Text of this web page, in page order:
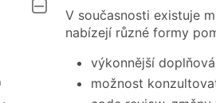
V současnosti existuje
nabízejí různé formy
výkonnější
možnost